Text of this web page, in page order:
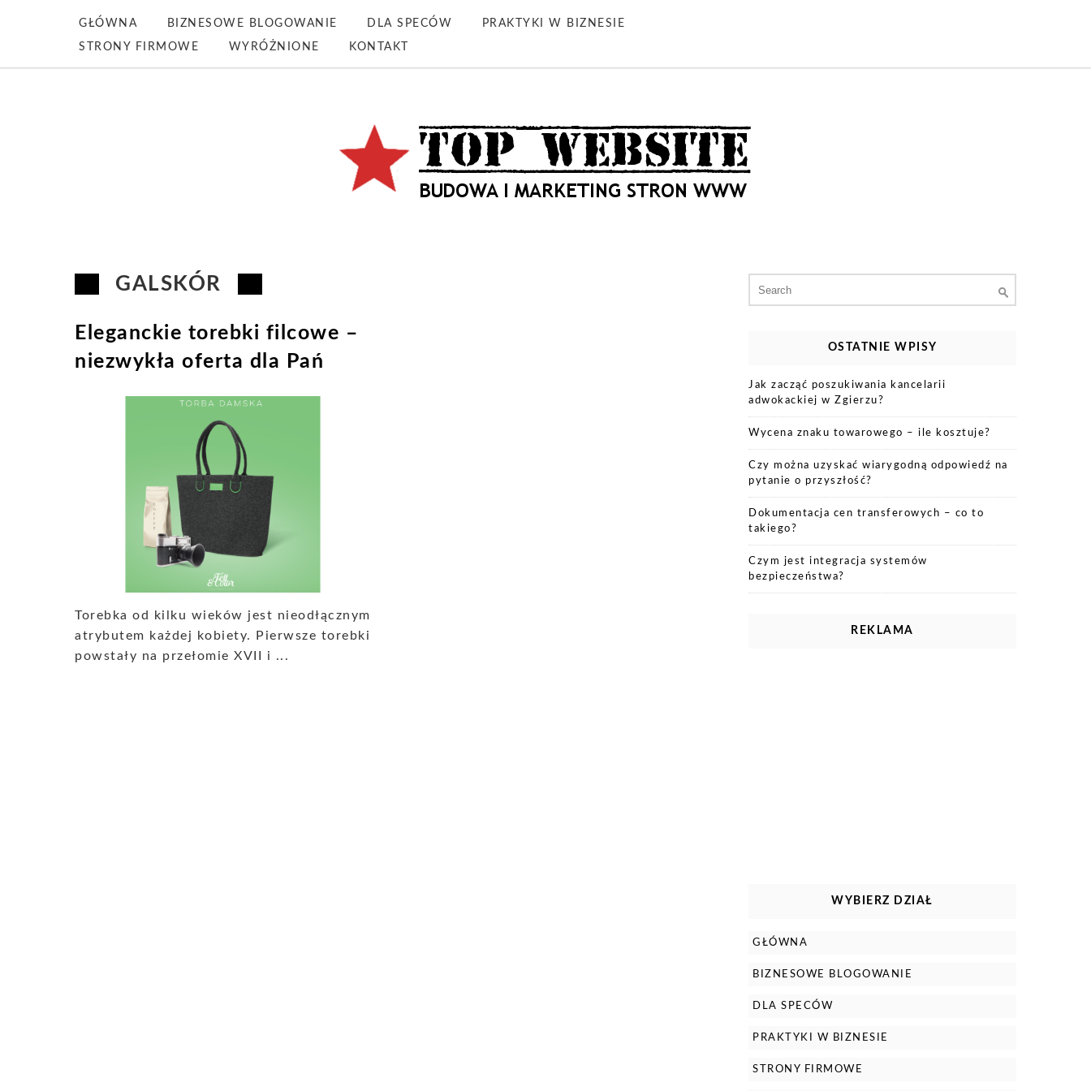
GŁÓWNA BIZNESOWE BLOGOWANIE DLA SPECÓW PRAKTYKI W BIZNESIE
STRONY FIRMOWE WYRÓŻNIONE KONTAKT
GALSKÓR
Eleganckie torebki filcowe –
niezwykła oferta dla Pań
Torebka od kilku wieków jest nieodłącznym
atrybutem każdej kobiety. Pierwsze torebki
powstały na przełomie XVII i ...
for:
OSTATNIE WPISY
Jak zacząć poszukiwania kancelarii
adwokackiej w Zgierzu?
Wycena znaku towarowego – ile kosztuje?
Czy można uzyskać wiarygodną odpowiedź na
pytanie o przyszłość?
Dokumentacja cen transferowych – co to
takiego?
Czym jest integracja systemów
bezpieczeństwa?
REKLAMA
WYBIERZ DZIAŁ
GŁÓWNA
BIZNESOWE BLOGOWANIE
DLA SPECÓW
PRAKTYKI W BIZNESIE
STRONY FIRMOWE